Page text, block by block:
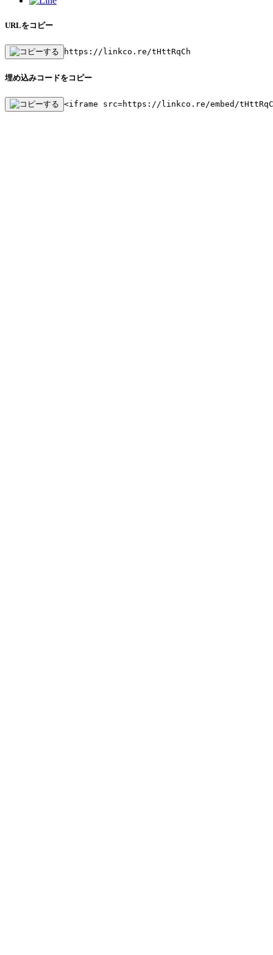
URLをコピー
https://linkco.re/tHttRqCh
埋め込みコードをコピー
<iframe src=https://linkco.re/embed/